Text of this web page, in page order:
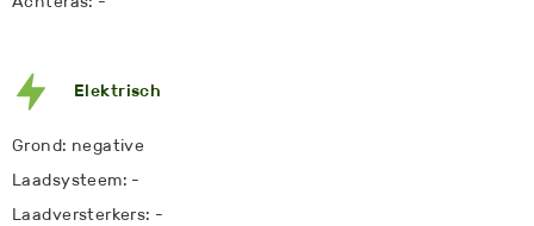
Elektrisch
Grond: negative
Laadsysteem: -
Laadversterkers: -